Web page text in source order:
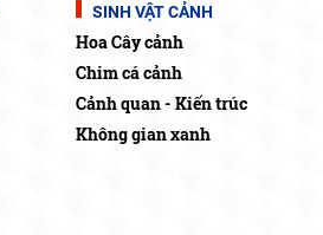
SINH VẬT CẢNH
Hoa Cây cảnh
Chim cá cảnh
Cảnh quan - Kiến trúc
Không gian xanh